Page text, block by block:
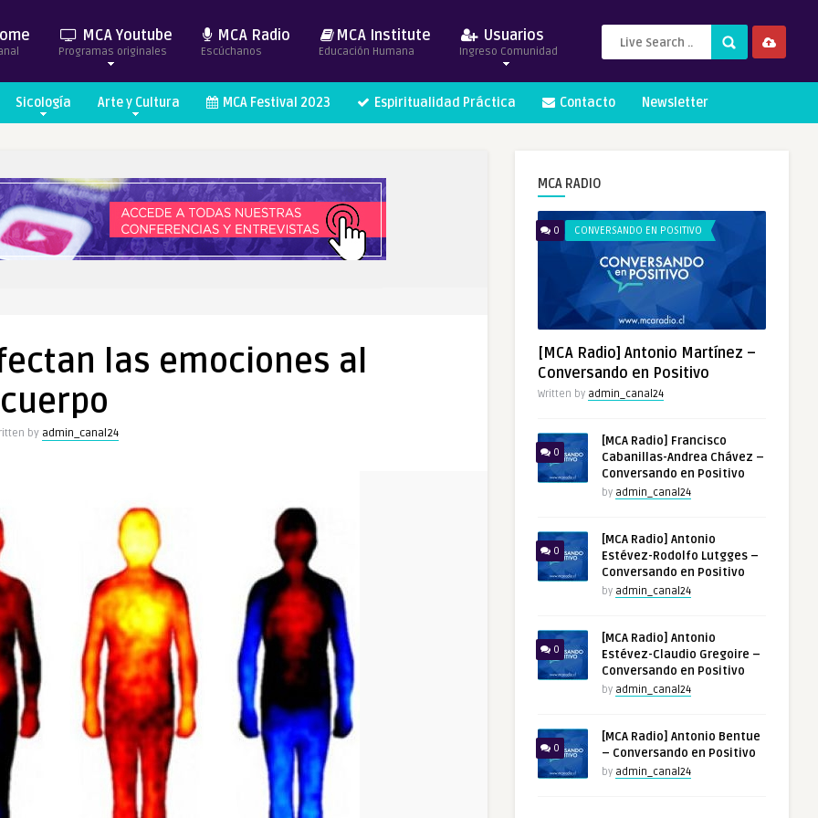
MCA Youtube
Programas originales
MCA Radio
Escúchanos
MCA Institute
Educación Humana
Usuarios
Ingreso Comunidad
Sicología Arte y Cultura MCA Festival 2023 Espiritualidad Práctica Contacto Newsletter
las emociones al
cuerpo
by admin_canal24
MCA RADIO
0 CONVERSANDO EN POSITIVO
[MCA Radio] Antonio Martínez –
Conversando en Positivo
Written by admin_canal24
0
[MCA Radio] Francisco
Cabanillas-Andrea Chávez –
Conversando en Positivo
by admin_canal24
0
[MCA Radio] Antonio
Estévez-Rodolfo Lutgges –
Conversando en Positivo
by admin_canal24
0
[MCA Radio] Antonio
Estévez-Claudio Gregoire –
Conversando en Positivo
by admin_canal24
0
[MCA Radio] Antonio Bentue
– Conversando en Positivo
by admin_canal24